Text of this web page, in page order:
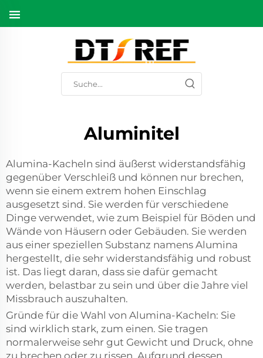
Aluminitel
Alumina-Kacheln sind äußerst widerstandsfähig
gegenüber Verschleiß und können nur brechen,
wenn sie einem extrem hohen Einschlag
ausgesetzt sind. Sie werden für verschiedene
Dinge verwendet, wie zum Beispiel für Böden und
Wände von Häusern oder Gebäuden. Sie werden
aus einer speziellen Substanz namens Alumina
hergestellt, die sehr widerstandsfähig und robust
ist. Das liegt daran, dass sie dafür gemacht
werden, belastbar zu sein und über die Jahre viel
Missbrauch auszuhalten.
Gründe für die Wahl von Alumina-Kacheln: Sie
sind wirklich stark, zum einen. Sie tragen
normalerweise sehr gut Gewicht und Druck, ohne
zu brechen oder zu rissen. Aufgrund dessen